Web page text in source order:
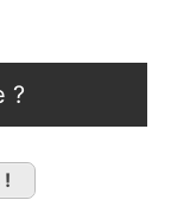
?
!